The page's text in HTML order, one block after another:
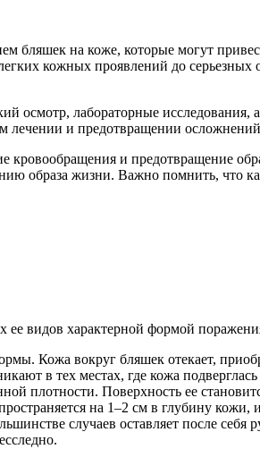
бляшек на коже, которые могут
кожных проявлений до
осмотр, лабораторные
лечении и предотвращении
кровообращения и предотвращение
образа жизни. Важно помнить, что
видов характерной формой
Кожа вокруг бляшек отекает,
в тех местах, где кожа
плотности. Поверхность ее
на 1–2 см в глубину кожи,
случаев оставляет после